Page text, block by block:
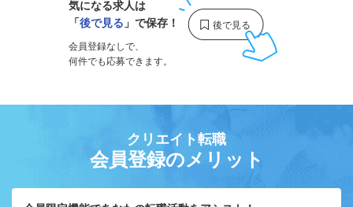
気になる求人は
「後で見る 」で保存！
会員登録なしで、
何件でも応募できます。
クリエイト転職
会員登録のメリット